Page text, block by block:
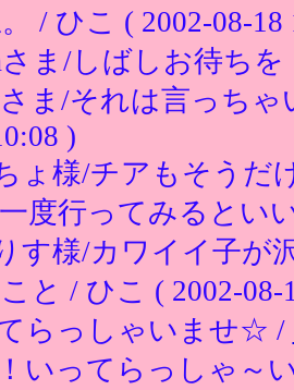
/ ひこ ( 2002-08-18
さま/しばしお待ちを
ま/それは言っちゃ
)
ょ様/チアもそうだ
度行ってみるとい
す様/カワイイ子が
と / ひこ ( 2002-08-
らっしゃいませ☆ /
いってらっしゃ～